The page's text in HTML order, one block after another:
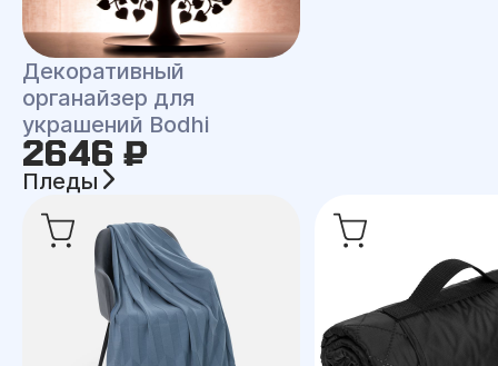
Декоративный
органайзер для
украшений Bodhi
2646 ₽
Пледы